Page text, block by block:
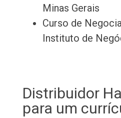
Minas Gerais
Curso de
Instituto de
Distribuidor
para um